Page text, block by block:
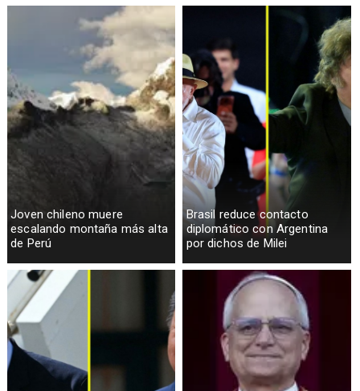
Joven chileno muere
escalando montaña más alta
de Perú
Brasil reduce contacto
diplomático con Argentina
por dichos de Milei